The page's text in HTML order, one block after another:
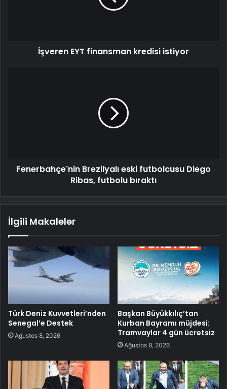
İşveren EYT finansman kredisi istiyor
Fenerbahçe'nin Brezilyalı eski futbolcusu Diego
Ribas, futbolu bıraktı
İlgili Makaleler
Türk Deniz Kuvvetleri’nden
Senegal’e Destek
Ağustos 8, 2026
Başkan Büyükkılıç’tan
Kurban Bayramı müjdesi:
Tramvaylar 4 gün ücretsiz
Ağustos 8, 2026